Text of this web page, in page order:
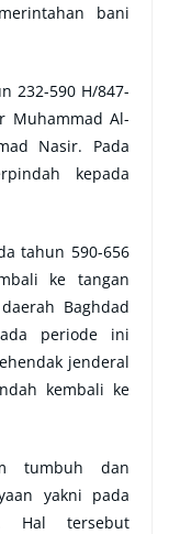
bani
232-590 H/847-
Muhammad Al-
Nasir. Pada
kepada
tahun 590-656
ke tangan
Baghdad
periode ini
jenderal
kembali ke
tumbuh dan
yakni pada
Hal tersebut